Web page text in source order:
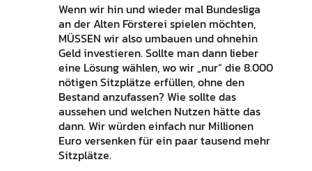
Wenn wir hin und wieder mal Bundesliga
an der Alten Försterei spielen möchten,
MÜSSEN wir also umbauen und ohnehin
Geld investieren. Sollte man dann lieber
eine Lösung wählen, wo wir „nur“ die 8.000
nötigen Sitzplätze erfüllen, ohne den
Bestand anzufassen? Wie sollte das
aussehen und welchen Nutzen hätte das
dann. Wir würden einfach nur Millionen
Euro versenken für ein paar tausend mehr
Sitzplätze.